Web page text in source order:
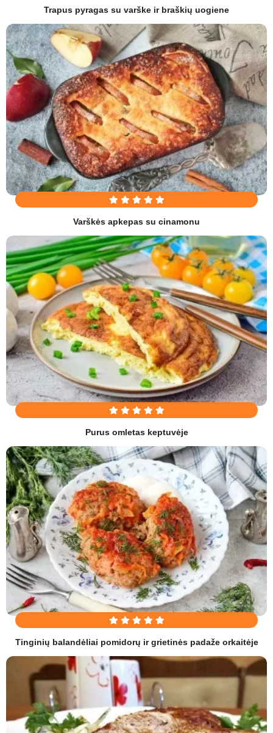
Trapus pyragas su varške ir braškių uogiene
Varškės apkepas su cinamonu
Purus omletas keptuvėje
Tinginių balandėliai pomidorų ir grietinės padaže orkaitėje